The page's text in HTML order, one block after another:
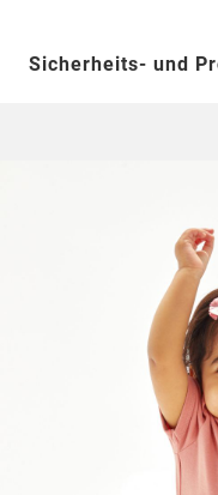
Sicherheits- und